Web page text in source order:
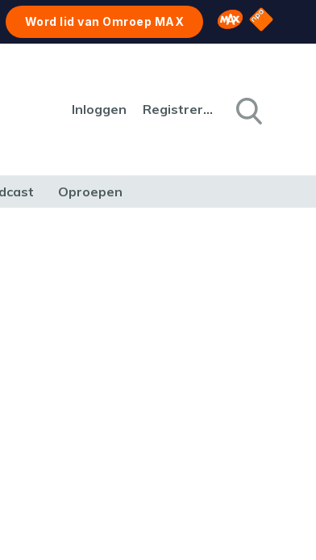
Word lid van Omroep MAX Omroep MAX
NPO
Inloggen Registreren
Oproepen